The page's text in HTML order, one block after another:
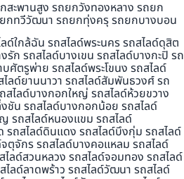
สะพานสูง รถยกวังทองหลาง รถยก
กทวีวัฒนา รถยกทุ่งครุ รถยกบางบอน
ด์ใกล้ฉัน รถสไลด์พระนคร รถสไลด์ดุสิต
ก รถสไลด์บางเขน รถสไลด์บางกะปิ รถ
ศัตรูพ่าย รถสไลด์พระโขนง รถสไลด์
ลด์ยานนาวา รถสไลด์สัมพันธวงศ์ รถ
ไลด์บางกอกใหญ่ รถสไลด์ห้วยขวาง
ชัน รถสไลด์บางกอกน้อย รถสไลด์
รถสไลด์หนองแขม รถสไลด์
รถสไลด์ดินแดง รถสไลด์บึงกุ่ม รถสไลด์
ตุจักร รถสไลด์บางคอแหลม รถสไลด์
ไลด์สวนหลวง รถสไลด์จอมทอง รถสไลด์
ไลด์ลาดพร้าว รถสไลด์วัฒนา รถสไลด์